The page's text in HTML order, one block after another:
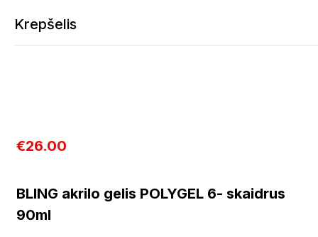
Krepšelis
€26.00
BLING akrilo gelis POLYGEL 6- skaidrus
90ml